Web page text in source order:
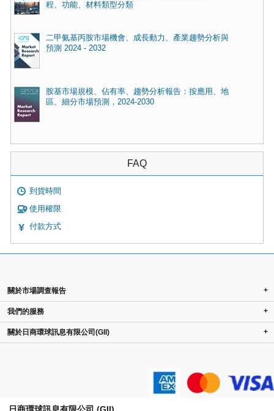
程、功能、材料類型分類
二甲氨基丙胺市場機會、成長動力、產業趨勢分析與
預測 2024 - 2032
胺基市場規模、佔有率、趨勢分析報告：按應用、地
區、細分市場預測，2024-2030
FAQ
到貨時間
使用權限
付款方式
關於市場調查報告 +
我們的服務 +
關於日商環球訊息有限公司(GII) +